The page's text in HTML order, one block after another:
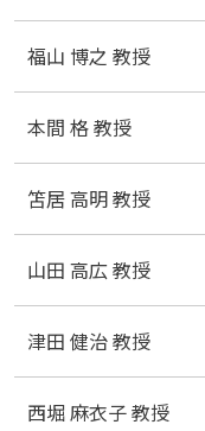
福山 博之 教授
本間 格 教授
笘居 高明 教授
山田 高広 教授
津田 健治 教授
西堀 麻衣子 教授